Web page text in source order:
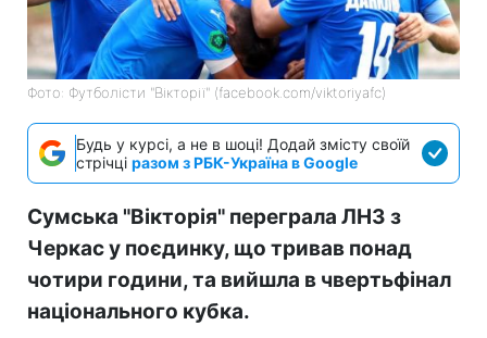
Фото: Футболісти "Вікторії" (facebook.com/viktoriyafc)
Будь у курсі, а не в шоці! Додай змісту своїй
стрічці разом з РБК-Україна в Google
Сумська "Вікторія" переграла ЛНЗ з
Черкас у поєдинку, що тривав понад
чотири години, та вийшла в чвертьфінал
національного кубка.